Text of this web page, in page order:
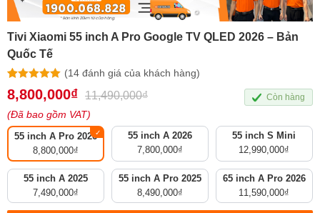
Tivi Xiaomi 55 inch A Pro Google TV QLED 2026 – Bản
Quốc Tế
5.00trên 5
dựa trên
14
(14đánh giá của khách hàng)
8,800,000₫ 11,490,000₫
(Đã bao gồm VAT)
55 inch A Pro 2026
8,800,000₫
55 inch A 2026
7,800,000₫
55 inch S Mini
12,990,000₫
55 inch A 2025
7,490,000₫
55 inch A Pro 2025
8,490,000₫
65 inch A Pro 2026
11,590,000₫
Còn hàng